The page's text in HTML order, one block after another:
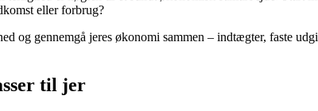
eller forbrug?
og gennemgå jeres økonomi sammen – indtægter, faste
til jer